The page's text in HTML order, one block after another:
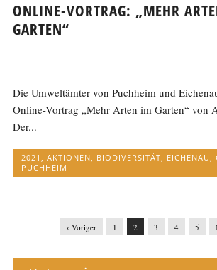
ONLINE-VORTRAG: „MEHR
GARTEN“
Die Umweltämter von Puchheim und
Online-Vortrag „Mehr Arten im Garten“ von
Der...
2021,AKTIONEN, BIODIVERSITÄT, EICHENAU,
PUCHHEIM
‹ Voriger 1 2 3 4 5